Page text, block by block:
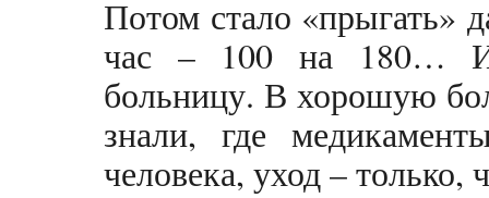
Потом стало «прыгать»
час – 100 на 180…
больницу. В хорошую
знали, где
человека, уход – только,